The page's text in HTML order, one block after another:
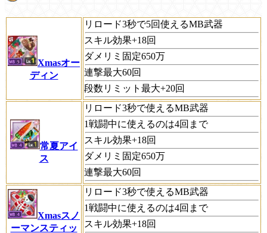
Xmasオー
ディン
リロード3秒で5回使えるMB武器
スキル効果+18回
ダメリミ固定650万
連撃最大60回
段数リミット最大+20回
常夏アイ
ス
リロード3秒で使えるMB武器
1戦闘中に使えるのは4回まで
スキル効果+18回
ダメリミ固定650万
連撃最大60回
Xmasスノ
ーマンスティッ
リロード3秒で使えるMB武器
1戦闘中に使えるのは4回まで
スキル効果+18回